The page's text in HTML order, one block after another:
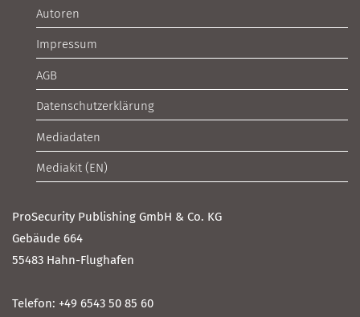
Autoren
Impressum
AGB
Datenschutzerklärung
Mediadaten
Mediakit (EN)
ProSecurity Publishing GmbH & Co. KG
Gebäude 664
55483 Hahn-Flughafen
Telefon: +49 6543 50 85 60